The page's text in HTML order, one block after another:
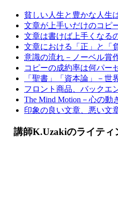
貧しい人生と豊かな人生
文章が上手いだけのコピ
文章は書けば上手くなる
文章における「正」と「
意識の流れ－ノーベル賞
コピーの成約率は何パー
「聖書」「資本論」－世
フロント商品、バックエ
The Mind Motion－心の動
印象の良い文章、悪い文
講師K.Uzakiのライティ